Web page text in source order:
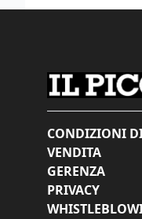
CONDIZIONI
VENDITA
GERENZA
PRIVACY